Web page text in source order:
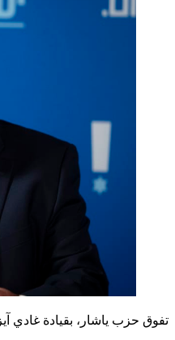
تفوق حزب ياشار، بقيادة غادي